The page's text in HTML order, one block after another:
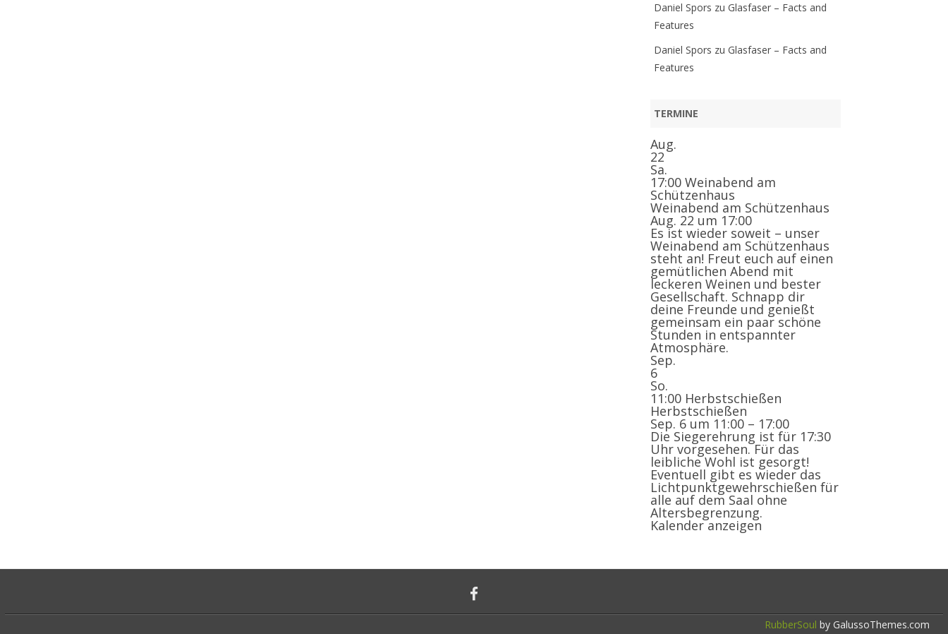
Daniel Spors zu Glasfaser – Facts and
Features
Daniel Spors zu Glasfaser – Facts and
Features
TERMINE
Aug.
22
Sa.
17:00 Weinabend am
Schützenhaus
Weinabend am Schützenhaus
Aug. 22 um 17:00
Es ist wieder soweit – unser
Weinabend am Schützenhaus
steht an! Freut euch auf einen
gemütlichen Abend mit
leckeren Weinen und bester
Gesellschaft. Schnapp dir
deine Freunde und genießt
gemeinsam ein paar schöne
Stunden in entspannter
Atmosphäre.
Sep.
6
So.
11:00 Herbstschießen
Herbstschießen
Sep. 6 um 11:00 – 17:00
Die Siegerehrung ist für 17:30
Uhr vorgesehen. Für das
leibliche Wohl ist gesorgt!
Eventuell gibt es wieder das
Lichtpunktgewehrschießen für
alle auf dem Saal ohne
Altersbegrenzung.
Kalender anzeigen
RubberSoul by GalussoThemes.com